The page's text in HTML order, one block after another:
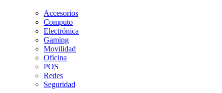
Accesorios
Computo
Electrónica
Gaming
Movilidad
Oficina
POS
Redes
Seguridad